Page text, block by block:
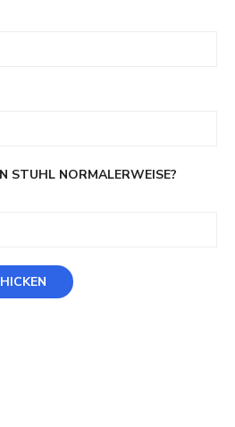
STUHL NORMALERWEISE?